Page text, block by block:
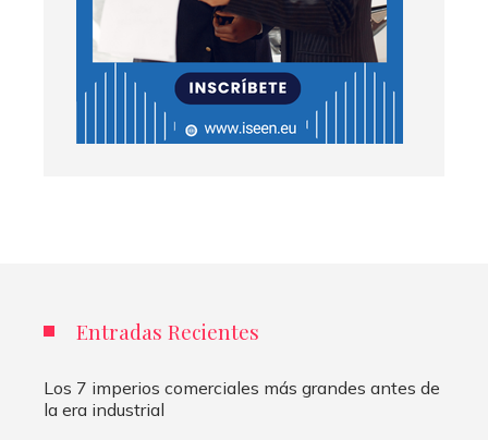
Entradas Recientes
Los 7 imperios comerciales más grandes antes de
la era industrial